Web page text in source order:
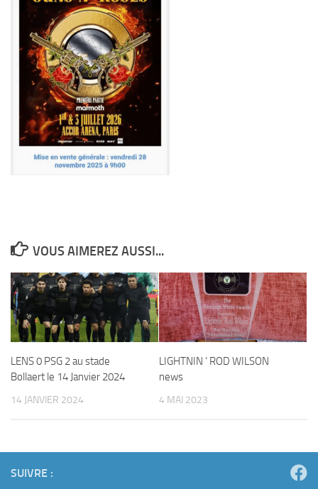
VOUS AIMEREZ AUSSI...
LENS 0 PSG 2 au stade
Bollaert le 14 Janvier 2024
14 JANVIER 2024
LIGHTNIN ‘ ROD WILSON
news
4 MAI 2023
SUIVRE :